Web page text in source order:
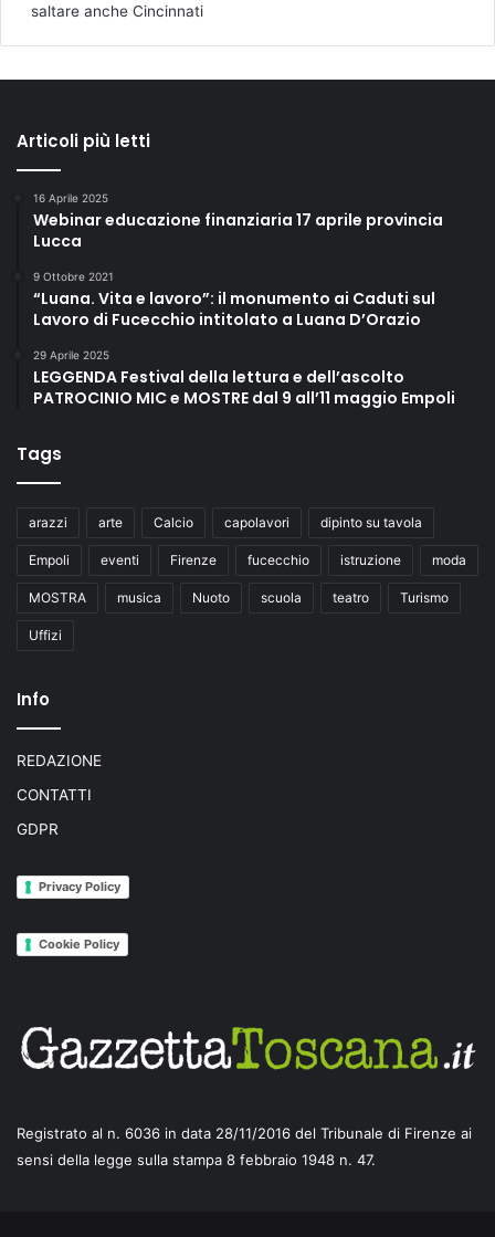
saltare anche Cincinnati
Articoli più letti
16 Aprile 2025
Webinar educazione finanziaria 17 aprile provincia
Lucca
9 Ottobre 2021
“Luana. Vita e lavoro”: il monumento ai Caduti sul
Lavoro di Fucecchio intitolato a Luana D’Orazio
29 Aprile 2025
LEGGENDA Festival della lettura e dell’ascolto
PATROCINIO MIC e MOSTRE dal 9 all’11 maggio Empoli
Tags
arazzi arte Calcio capolavori dipinto su tavola
Empoli eventi Firenze fucecchio istruzione moda
MOSTRA musica Nuoto scuola teatro Turismo
Uffizi
Info
REDAZIONE
CONTATTI
GDPR
Privacy Policy
Cookie Policy
Registrato al n. 6036 in data 28/11/2016 del Tribunale di Firenze ai
sensi della legge sulla stampa 8 febbraio 1948 n. 47.